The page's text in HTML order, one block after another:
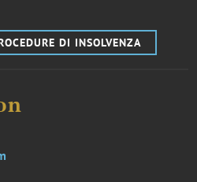
DI INSOLVENZA